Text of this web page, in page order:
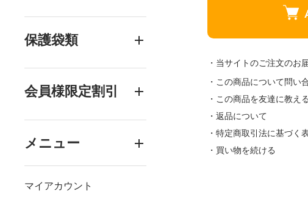
保護袋類
会員様限定割引
メニュー
マイアカウント
・当サイトのご注文のお
・この商品について問い
・この商品を友達に教える
・返品について
・特定商取引法に基づく
・買い物を続ける